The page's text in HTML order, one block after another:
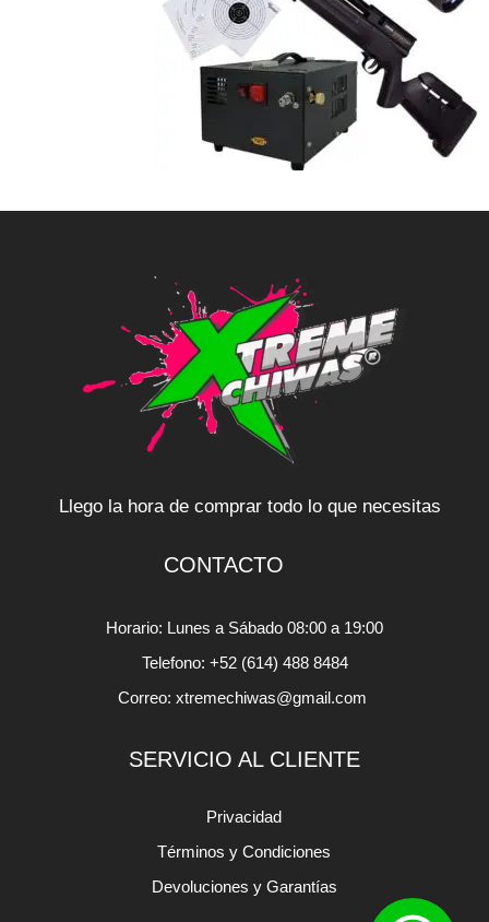
Llego la hora de comprar todo lo que necesitas
CONTACTO
Horario: Lunes a Sábado 08:00 a 19:00
Telefono: +52 (614) 488 8484
Correo: xtremechiwas@gmail.com
SERVICIO AL CLIENTE
Privacidad
Términos y Condiciones
Devoluciones y Garantías